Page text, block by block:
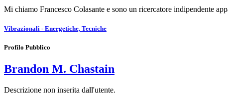
Mi chiamo Francesco Colasante e sono un ricercatore indipendente
Vibrazionali - Energetiche, Tecniche
Profilo Pubblico
Brandon M. Chastain
Descrizione non inserita dall'utente.